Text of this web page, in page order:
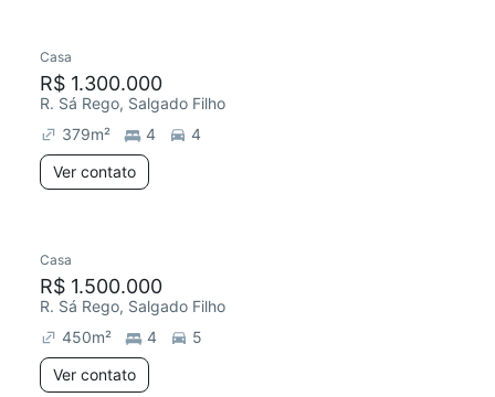
Casa
R$ 1.300.000
R. Sá Rego, Salgado Filho
379m² 4
4
Ver contato
Casa
R$ 1.500.000
R. Sá Rego, Salgado Filho
450m² 4
5
Ver contato